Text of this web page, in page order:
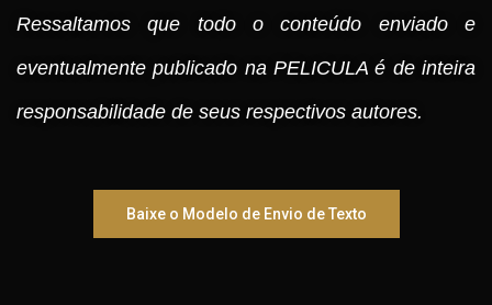
Ressaltamos que todo o conteúdo enviado e
eventualmente publicado na PELICULA é de inteira
responsabilidade de seus respectivos autores.
Baixe o Modelo de Envio de Texto